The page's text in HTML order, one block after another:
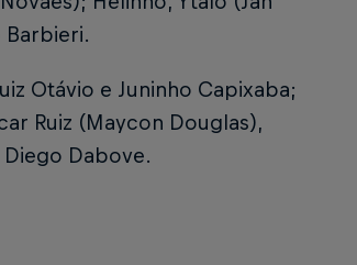
Barbieri.
Otávio e Juninho Capixaba;
Ruiz (Maycon Douglas),
Diego Dabove.